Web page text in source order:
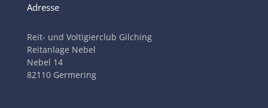
Adresse
Reit- und Voltigierclub Gilching
Reitanlage Nebel
Nebel 14
82110 Germering